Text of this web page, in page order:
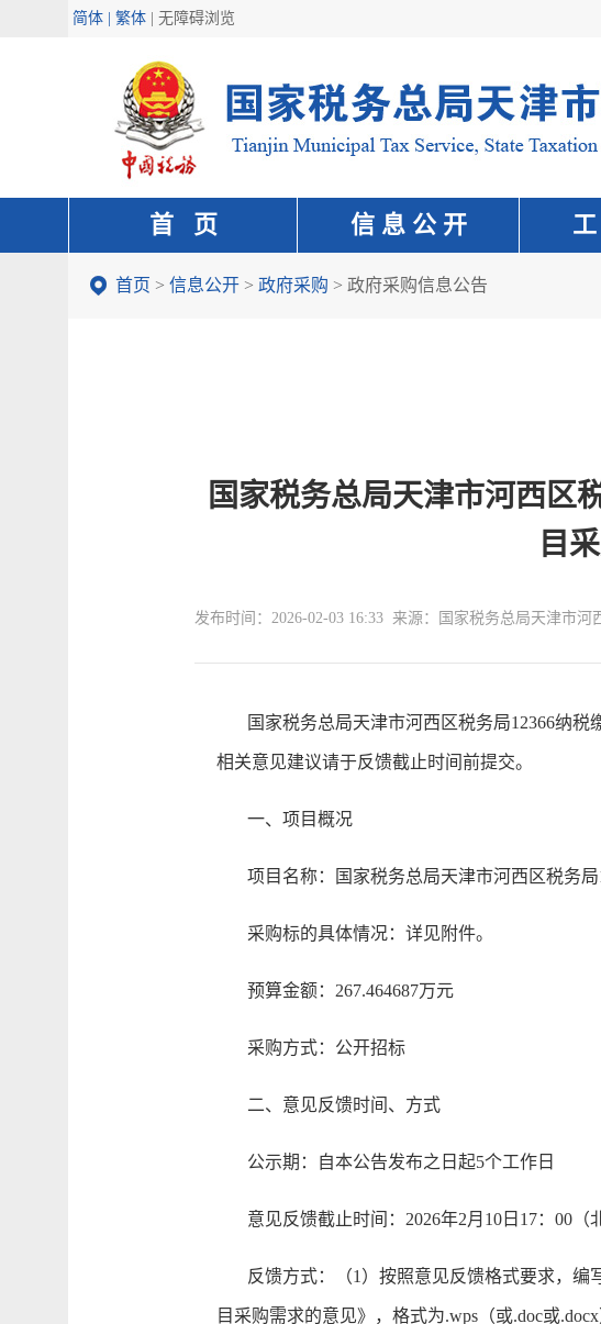
简体 | 繁体 无障碍浏览
首 页 信 息 公 开
首页 > 信息公开 > 政府采购 > 政府采购信息公告
国家税务总局天津市河西区
目
发布时间：2026-02-03 16:33 来源：国家税务总局天津市河
国家税务总局天津市河西区税务局12366纳税
相关意见建议请于反馈截止时间前提交。
一、项目概况
项目名称：国家税务总局天津市河西区税务局
采购标的具体情况：详见附件。
预算金额：267.464687万元
采购方式：公开招标
二、意见反馈时间、方式
公示期：自本公告发布之日起5个工作日
意见反馈截止时间：2026年2月10日17：00（
反馈方式：（1）按照意见反馈格式要求，编
目采购需求的意见》，格式为.wps（或.doc或.docx